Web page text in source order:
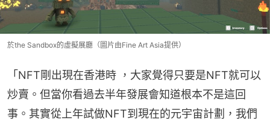
於the Sandbox的虛擬展廳（圖片由Fine Art Asia提供）
「NFT剛出現在香港時 ，大家覺得只要是NFT就可以
炒賣。但當你看過去半年發展會知道根本不是這回
事。其實從上年試做NFT到現在的元宇宙計劃，我們